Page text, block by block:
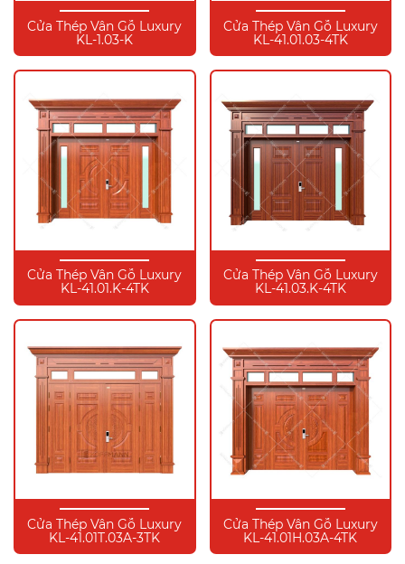
Cửa Thép Vân Gỗ Luxury
KL-1.03-K
Cửa Thép Vân Gỗ Luxury
KL-41.01.03-4TK
Cửa Thép Vân Gỗ Luxury
KL-41.01.K-4TK
Cửa Thép Vân Gỗ Luxury
KL-41.03.K-4TK
Cửa Thép Vân Gỗ Luxury
KL-41.01T.03A-3TK
Cửa Thép Vân Gỗ Luxury
KL-41.01H.03A-4TK